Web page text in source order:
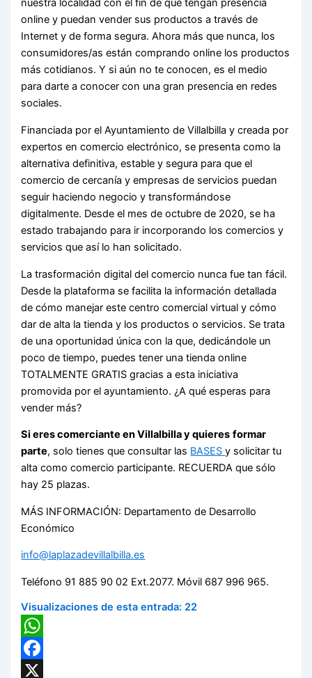
nuestra localidad con el fin de que tengan presencia
online y puedan vender sus productos a través de
Internet y de forma segura. Ahora más que nunca, los
consumidores/as están comprando online los productos
más cotidianos. Y si aún no te conocen, es el medio
para darte a conocer con una gran presencia en redes
sociales.
Financiada por el Ayuntamiento de Villalbilla y creada por
expertos en comercio electrónico, se presenta como la
alternativa definitiva, estable y segura para que el
comercio de cercanía y empresas de servicios puedan
seguir haciendo negocio y transformándose
digitalmente. Desde el mes de octubre de 2020, se ha
estado trabajando para ir incorporando los comercios y
servicios que así lo han solicitado.
La trasformación digital del comercio nunca fue tan fácil.
Desde la plataforma se facilita la información detallada
de cómo manejar este centro comercial virtual y cómo
dar de alta la tienda y los productos o servicios. Se trata
de una oportunidad única con la que, dedicándole un
poco de tiempo, puedes tener una tienda online
TOTALMENTE GRATIS gracias a esta iniciativa
promovida por el ayuntamiento. ¿A qué esperas para
vender más?
Si eres comerciante en Villalbilla y quieres formar
parte, solo tienes que consultar las BASESy solicitar tu
alta como comercio participante. RECUERDA que sólo
hay 25 plazas.
MÁS INFORMACIÓN: Departamento de Desarrollo
Económico
info@laplazadevillalbilla.es
Teléfono 91 885 90 02 Ext.2077. Móvil 687 996 965.
Visualizaciones de esta entrada: 22
WhatsApp
Facebook